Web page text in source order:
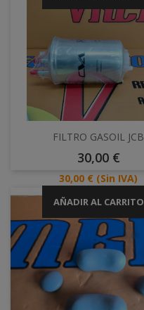
FILTRO GASOIL JCB
Precio
30,00 €
Precio
30,00 € (Sin IVA)
AÑADIR AL CARRITO